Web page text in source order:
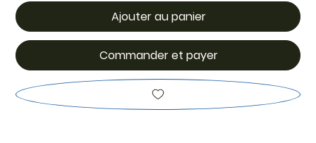
Ajouter au panier
Commander et payer